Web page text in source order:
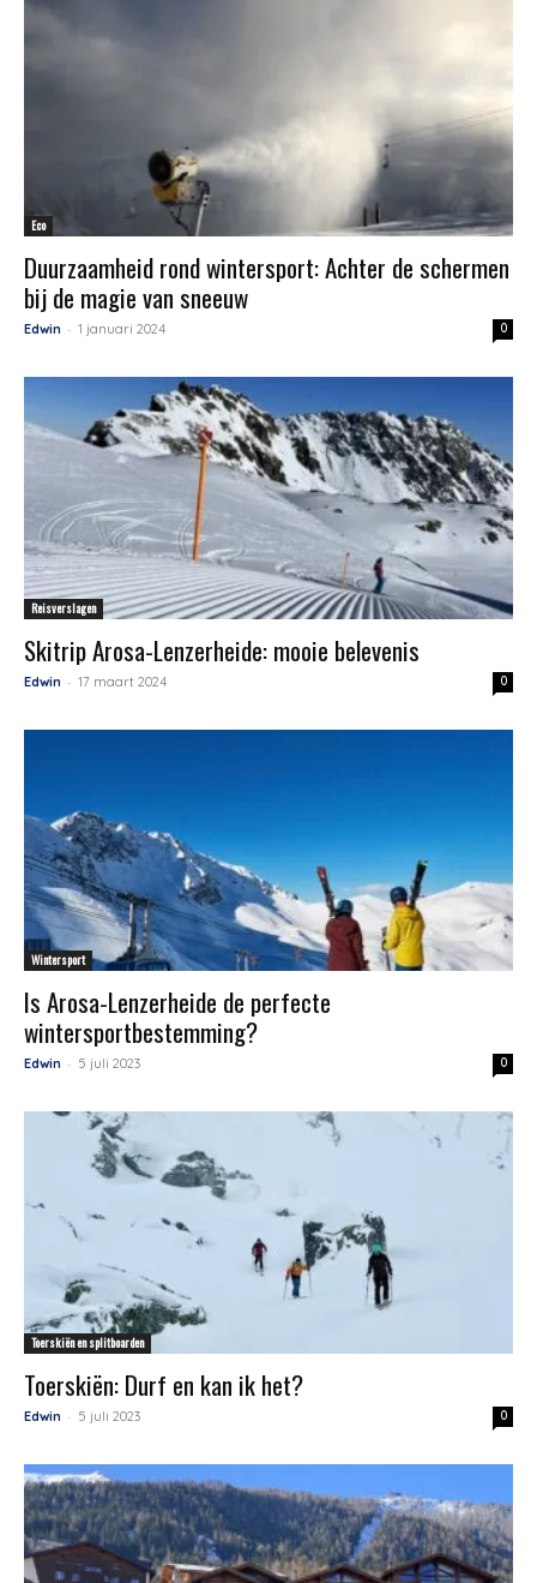
Eco
Duurzaamheid rond wintersport: Achter de schermen
bij de magie van sneeuw
Edwin - 1 januari 2024 0
Reisverslagen
Skitrip Arosa-Lenzerheide: mooie belevenis
Edwin - 17 maart 2024 0
Wintersport
Is Arosa-Lenzerheide de perfecte
wintersportbestemming?
Edwin - 5 juli 2023 0
Toerskiën en splitboarden
Toerskiën: Durf en kan ik het?
Edwin - 5 juli 2023 0